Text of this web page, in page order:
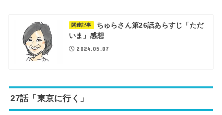
関連記事
ちゅらさん第26話あらすじ「ただ
いま」感想
2024.05.07
27話「東京に行く」